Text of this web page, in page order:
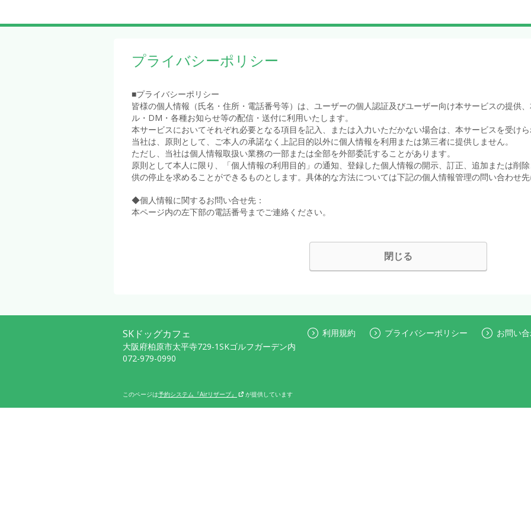
プライバシーポリシー
■プライバシーポリシー
皆様の個人情報（氏名・住所・電話番号等）は、ユーザーの個人認証及びユーザー向け本サービスの提供
ル・DM・各種お知らせ等の配信・送付に利用いたします。
本サービスにおいてそれぞれ必要となる項目を記入、または入力いただかない場合は、本サービスを受け
当社は、原則として、ご本人の承諾なく上記目的以外に個人情報を利用または第三者に提供しません。
ただし、当社は個人情報取扱い業務の一部または全部を外部委託することがあります。
原則として本人に限り、「個人情報の利用目的」の通知、登録した個人情報の開示、訂正、追加または削
供の停止を求めることができるものとします。具体的な方法については下記の個人情報管理の問い合わせ
◆個人情報に関するお問い合せ先：
本ページ内の左下部の電話番号までご連絡ください。
閉じる
SKドッグカフェ
大阪府柏原市太平寺729-1SKゴルフガーデン内
072-979-0990
利用規約 プライバシーポリシー お問い
このページは予約システム『Airリザーブ』 が提供しています